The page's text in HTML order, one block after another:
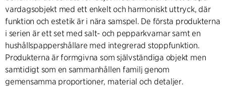
vardagsobjekt med ett enkelt och harmoniskt uttryck, där
funktion och estetik är i nära samspel. De första produkterna
i serien är ett set med salt- och pepparkvarnar samt en
hushållspappershållare med integrerad stoppfunktion.
Produkterna är formgivna som självständiga objekt men
samtidigt som en sammanhållen familj genom
gemensamma proportioner, material och detaljer.